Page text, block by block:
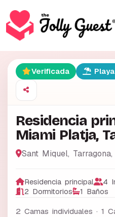
Verificada
Residencia
Miami Platja,
Sant Miquel, Tarragona,
Residencia principal 4
2 Dormitorios
1 Baños
2 Camas individuales · 1